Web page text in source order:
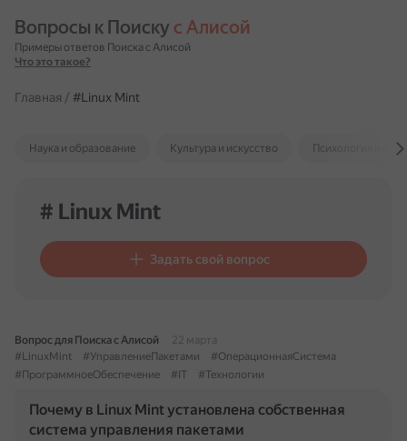
Вопросы к Поиску с Алисой
Примеры ответов Поиска с Алисой
Что это такое?
Главная / #Linux Mint
Наука и образование Культура и искусство Психология и
# Linux Mint
Задать свой вопрос
Вопрос для Поиска с Алисой
22 марта
#LinuxMint
#УправлениеПакетами
#ОперационнаяСистема
#ПрограммноеОбеспечение
#IT #Технологии
Почему в Linux Mint установлена собственная
система управления пакетами